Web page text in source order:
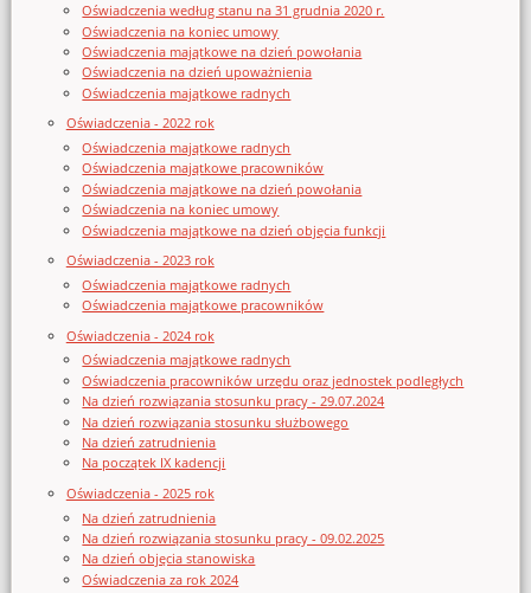
Oświadczenia według stanu na 31 grudnia 2020 r.
Oświadczenia na koniec umowy
Oświadczenia majątkowe na dzień powołania
Oświadczenia na dzień upoważnienia
Oświadczenia majątkowe radnych
Oświadczenia - 2022 rok
Oświadczenia majątkowe radnych
Oświadczenia majątkowe pracowników
Oświadczenia majątkowe na dzień powołania
Oświadczenia na koniec umowy
Oświadczenia majątkowe na dzień objęcia funkcji
Oświadczenia - 2023 rok
Oświadczenia majątkowe radnych
Oświadczenia majątkowe pracowników
Oświadczenia - 2024 rok
Oświadczenia majątkowe radnych
Oświadczenia pracowników urzędu oraz jednostek podległych
Na dzień rozwiązania stosunku pracy - 29.07.2024
Na dzień rozwiązania stosunku służbowego
Na dzień zatrudnienia
Na początek IX kadencji
Oświadczenia - 2025 rok
Na dzień zatrudnienia
Na dzień rozwiązania stosunku pracy - 09.02.2025
Na dzień objęcia stanowiska
Oświadczenia za rok 2024